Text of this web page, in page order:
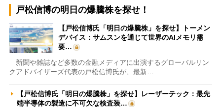
戸松信博の明日の爆騰株を探せ！
【戸松信博氏「明日の爆騰株」を探せ】トーメン
デバイス：サムスンを通じて世界のAIメモリ需
要…
新聞や雑誌など多数の金融メディアに出演するグローバルリン
クアドバイザーズ代表の戸松信博氏が、最新…
【戸松信博氏「明日の爆騰株」を探せ】レーザーテック：最先
端半導体の製造に不可欠な検査装…